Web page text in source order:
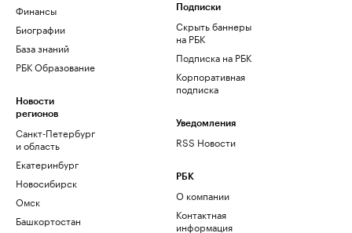
Финансы
Биографии
База знаний
РБК Образование
Новости
регионов
Санкт-Петербург
и область
Екатеринбург
Новосибирск
Омск
Башкортостан
Подписки
Скрыть баннеры
на РБК
Подписка на РБК
Корпоративная
подписка
Уведомления
RSS Новости
РБК
О компании
Контактная
информация